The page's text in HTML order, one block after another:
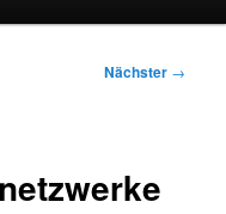
Nächster →